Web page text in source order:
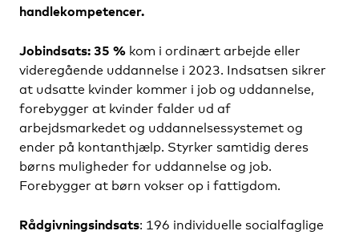
handlekompetencer.
Jobindsats: 35 % kom i ordinært arbejde eller
videregående uddannelse i 2023. Indsatsen sikrer
at udsatte kvinder kommer i job og uddannelse,
forebygger at kvinder falder ud af
arbejdsmarkedet og uddannelsessystemet og
ender på kontanthjælp. Styrker samtidig deres
børns muligheder for uddannelse og job.
Forebygger at børn vokser op i fattigdom.
Rådgivningsindsats: 196 individuelle socialfaglige